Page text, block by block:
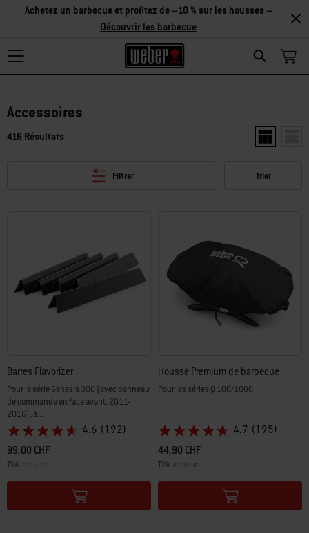
Search
Achetez un barbecue et profitez de –10 % sur les housses –
Découvrir les barbecue
Accessoires
416 Résultats Afficher
Filtrer Trier
Barres Flavorizer
Pour la série Genesis 300 (avec panneau
de commande en face avant, 2011-
2016), à...
4.6 (192)
99,00 CHF
TVA incluse
Color Options
Housse Premium de barbecue
Pour les séries Q 100/1000
4.7 (195)
44,90 CHF
TVA incluse
Color Options